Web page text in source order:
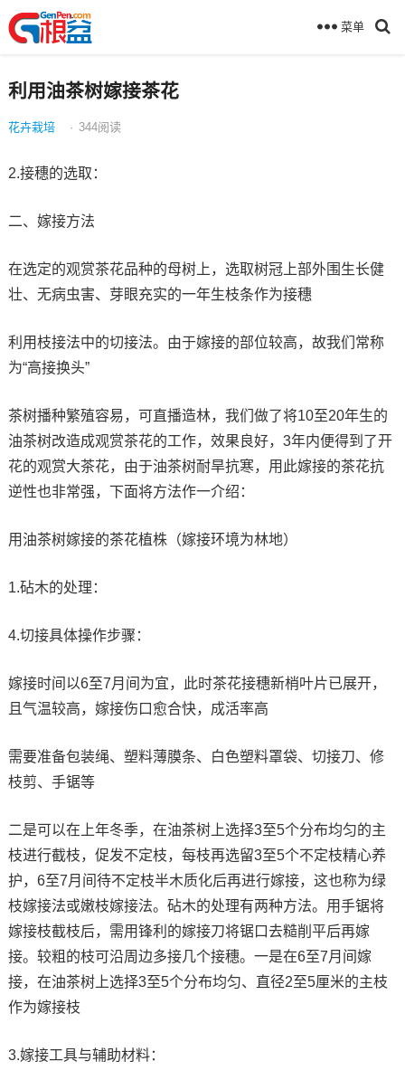
菜单
利用油茶树嫁接茶花
花卉栽培 · 344阅读
2.接穗的选取：
二、嫁接方法
在选定的观赏茶花品种的母树上，选取树冠上部外围生长健
壮、无病虫害、芽眼充实的一年生枝条作为接穗
利用枝接法中的切接法。由于嫁接的部位较高，故我们常称
为“高接换头”
茶树播种繁殖容易，可直播造林，我们做了将10至20年生的
油茶树改造成观赏茶花的工作，效果良好，3年内便得到了开
花的观赏大茶花，由于油茶树耐旱抗寒，用此嫁接的茶花抗
逆性也非常强，下面将方法作一介绍：
用油茶树嫁接的茶花植株（嫁接环境为林地）
1.砧木的处理：
4.切接具体操作步骤：
嫁接时间以6至7月间为宜，此时茶花接穗新梢叶片已展开，
且气温较高，嫁接伤口愈合快，成活率高
需要准备包装绳、塑料薄膜条、白色塑料罩袋、切接刀、修
枝剪、手锯等
二是可以在上年冬季，在油茶树上选择3至5个分布均匀的主
枝进行截枝，促发不定枝，每枝再选留3至5个不定枝精心养
护，6至7月间待不定枝半木质化后再进行嫁接，这也称为绿
枝嫁接法或嫩枝嫁接法。砧木的处理有两种方法。用手锯将
嫁接枝截枝后，需用锋利的嫁接刀将锯口去糙削平后再嫁
接。较粗的枝可沿周边多接几个接穗。一是在6至7月间嫁
接，在油茶树上选择3至5个分布均匀、直径2至5厘米的主枝
作为嫁接枝
3.嫁接工具与辅助材料：